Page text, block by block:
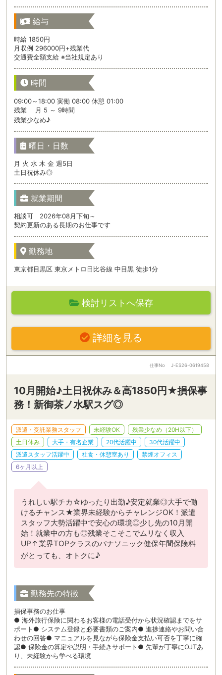
給与
時給 1850円
月収例 296000円+残業代
交通費全額支給 ※当社規定あり
時間
09:00～18:00 実働 08:00 休憩 01:00
残業 月 5 ～ 9時間
残業少なめ♪
曜日・日数
月 火 水 木 金 週5日
土日祝休み◎
就業期間
相談可 2026年08月下旬～
契約更新のある長期のお仕事です
勤務地
東京都目黒区 東京メトロ日比谷線 中目黒 徒歩1分
検討リストへ保存
詳細を見る
仕事No J-ES26-0619458
10月開始♪土日祝休み＆高1850円★損保事
務！新御茶ノ水駅スグ◎
派遣・受託業務スタッフ 未経験OK
残業少なめ（20H以下）
土日休み
大手・有名企業 20代活躍中
30代活躍中
派遣スタッフ活躍中
社食・休憩室あり
禁煙オフィス
6ヶ月以上
うれしい駅チカ☆ゆったり出勤♪安定就業◎大手で働
けるチャンス★業界未経験からチャレンジOK！派遣
スタッフ大勢活躍中で安心の環境◎少し先の10月開
始！就業中の方も◎残業そこそこでムリなく収入
UP↑業界TOPクラスのパナソニック健保年間保険料
がとっても、オトクに♪
勤務先の特徴
損保事務のお仕事
● 海外旅行保険に関わるお客様の電話受付から状況確認までをサ
ポート● システム登録と必要書類のご案内● 進捗連絡やお問い合
わせの回答● マニュアルを見ながら保険金支払い可否を丁寧に確
認● 保険金の算定や説明・手続きサポート● 先輩が丁寧にOJTあ
り、未経験から学べる環境